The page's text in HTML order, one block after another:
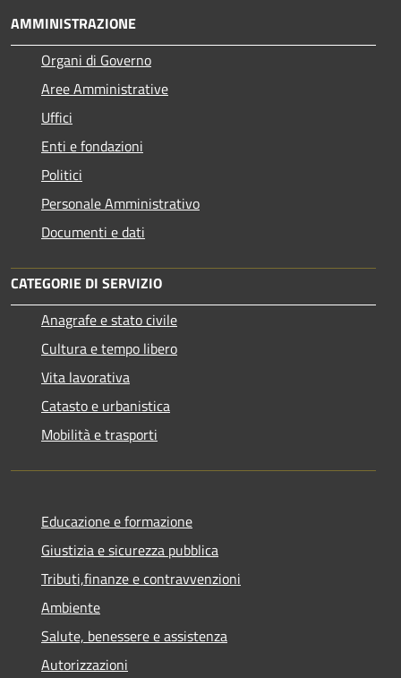
AMMINISTRAZIONE
Organi di Governo
Aree Amministrative
Uffici
Enti e fondazioni
Politici
Personale Amministrativo
Documenti e dati
CATEGORIE DI SERVIZIO
Anagrafe e stato civile
Cultura e tempo libero
Vita lavorativa
Catasto e urbanistica
Mobilità e trasporti
Educazione e formazione
Giustizia e sicurezza pubblica
Tributi,finanze e contravvenzioni
Ambiente
Salute, benessere e assistenza
Autorizzazioni